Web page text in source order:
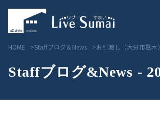
HOME Staffブログ＆News お引渡し（大分市葛木）
Staffブログ&News -